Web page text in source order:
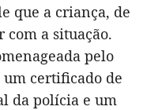
que a criança, de
com a situação.
pelo
certificado de
da polícia e um